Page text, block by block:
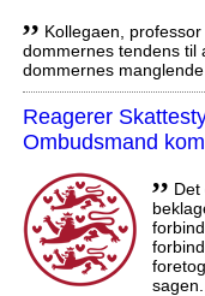
,, Kollegaen,
dommernes tendens til
dommernes
Reagerer
Ombudsmand
,, Det
sagen.